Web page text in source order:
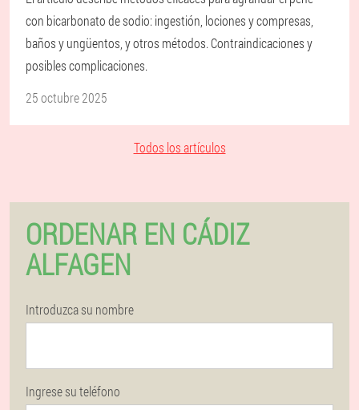
con bicarbonato de sodio: ingestión, lociones y compresas,
baños y ungüentos, y otros métodos. Contraindicaciones y
posibles complicaciones.
25 octubre 2025
Todos los artículos
ORDENAR EN CÁDIZ
ALFAGEN
Introduzca su nombre
Ingrese su teléfono